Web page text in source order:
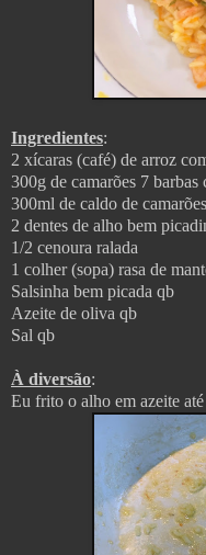
Ingredientes:
2 xícaras (café) de arroz
300g de camarões 7
300ml de caldo de
2 dentes de alho bem
1/2 cenoura ralada
1 colher (sopa) rasa de
Salsinha bem picada qb
Azeite de oliva qb
Sal qb
À diversão:
Eu frito o alho em azeite